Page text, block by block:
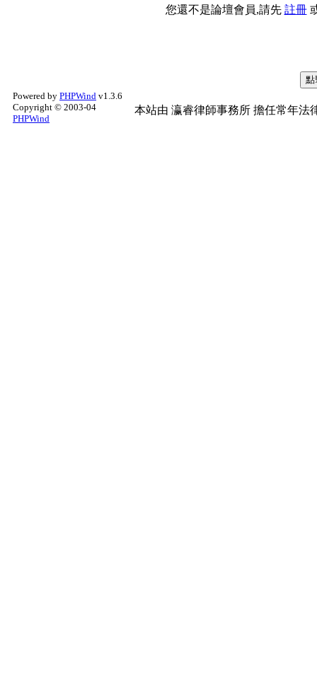
您還不是論壇會員,請先 註冊
Powered by PHPWind v1.3.6
Copyright © 2003-04
PHPWind
本站由 瀛睿律師事務所 擔任常年法